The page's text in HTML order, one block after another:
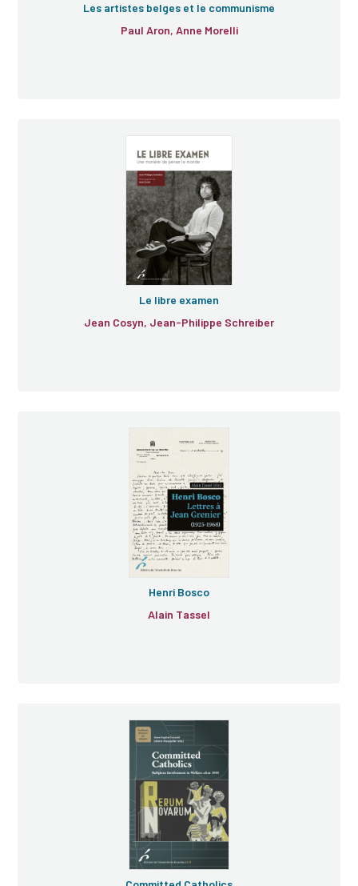
Les artistes belges et le communisme
Paul Aron, Anne Morelli
Le libre examen
Jean Cosyn, Jean-Philippe Schreiber
Henri Bosco
Alain Tassel